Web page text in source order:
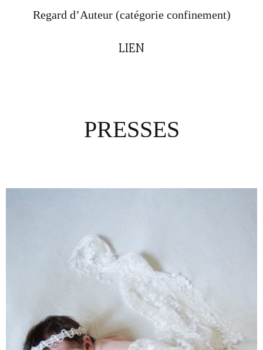
Regard d’Auteur (catégorie confinement)
LIEN
PRESSES